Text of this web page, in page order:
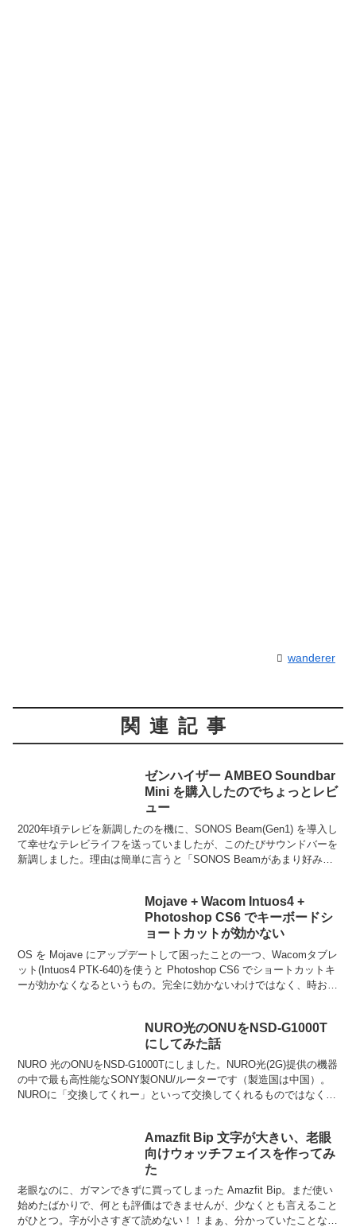
wanderer
関連記事
ゼンハイザー AMBEO Soundbar
Mini を購入したのでちょっとレビ
ュー
2020年頃テレビを新調したのを機に、SONOS Beam(Gen1) を導入し
て幸せなテレビライフを送っていましたが、このたびサウンドバーを
新調しました。理由は簡単に言うと「SONOS Beamがあまり好みで
Mojave + Wacom Intuos4 +
Photoshop CS6 でキーボードシ
ョートカットが効かない
OS を Mojave にアップデートして困ったことの一つ、Wacomタブレ
ット(Intuos4 PTK-640)を使うと Photoshop CS6 でショートカットキ
ーが効かなくなるというもの。完全に効かないわけではなく、時おり
NURO光のONUをNSD-G1000T
にしてみた話
NURO 光のONUをNSD-G1000Tにしました。NURO光(2G)提供の機器
の中で最も高性能なSONY製ONU/ルーターです（製造国は中国）。
NUROに「交換してくれー」といって交換してくれるものではなく、
Amazfit Bip 文字が大きい、老眼
向けウォッチフェイスを作ってみ
た
老眼なのに、ガマンできずに買ってしまった Amazfit Bip。まだ使い
始めたばかりで、何とも評価はできませんが、少なくとも言えること
がひとつ。字が小さすぎて読めない！！まぁ、分かっていたことなん